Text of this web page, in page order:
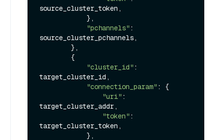
source_cluster_token,
"pchannels" :
source_cluster_pchannels,
"cluster_id" :
target_cluster_id,
"connection_param" : {
"uri" :
target_cluster_addr,
"token" :
target_cluster_token,